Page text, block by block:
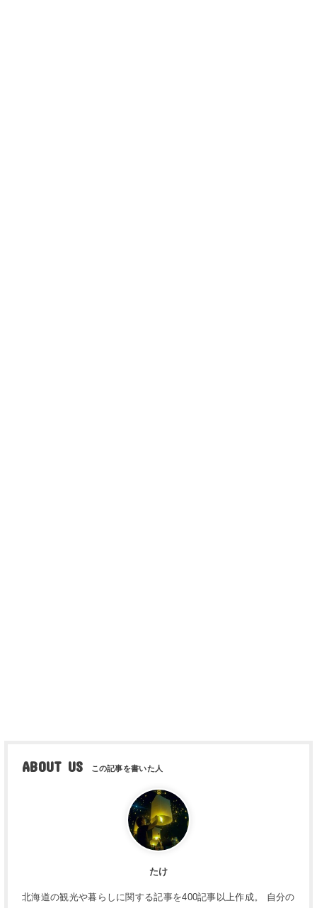
ABOUT US
たけ
北海道の観光や暮らしに関する記事を400記事以上作成。 自分の